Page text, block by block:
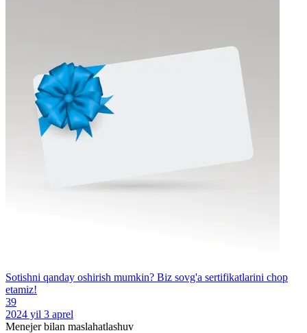
Sotishni qanday oshirish mumkin? Biz sovg'a sertifikatlarini chop
etamiz!
39
2024 yil 3 aprel
Menejer bilan maslahatlashuv